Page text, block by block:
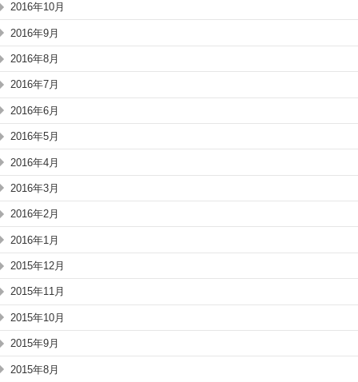
2016年10月
2016年9月
2016年8月
2016年7月
2016年6月
2016年5月
2016年4月
2016年3月
2016年2月
2016年1月
2015年12月
2015年11月
2015年10月
2015年9月
2015年8月